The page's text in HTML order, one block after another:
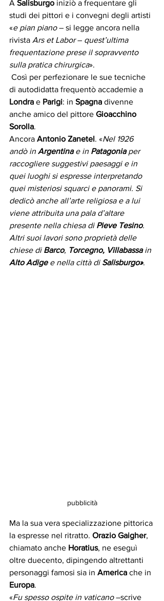
A Salisburgo iniziò a frequentare gli
studi dei pittori e i convegni degli artisti
«e pian piano – si legge ancora nella
rivista Ars et Labor – quest’ultima
frequentazione prese il sopravvento
sulla pratica chirurgica».
Così per perfezionare le sue tecniche
di autodidatta frequentò accademie a
Londra e Parigi: in Spagna divenne
anche amico del pittore Gioacchino
Sorolla.
Ancora Antonio Zanetel. «Nel 1926
andò in Argentina e in Patagonia per
raccogliere suggestivi paesaggi e in
quei luoghi si espresse interpretando
quei misteriosi squarci e panorami. Si
dedicò anche all’arte religiosa e a lui
viene attribuita una pala d’altare
presente nella chiesa di Pieve Tesino.
Altri suoi lavori sono proprietà delle
chiese di Barco, Torcegno, Villabassa in
Alto Adige e nella città di Salisburgo».
pubblicità
Ma la sua vera specializzazione pittorica
la espresse nel ritratto. Orazio Gaigher,
chiamato anche Horatius, ne eseguì
oltre duecento, dipingendo altrettanti
personaggi famosi sia in America che in
Europa.
«Fu spesso ospite in vaticano –scrive